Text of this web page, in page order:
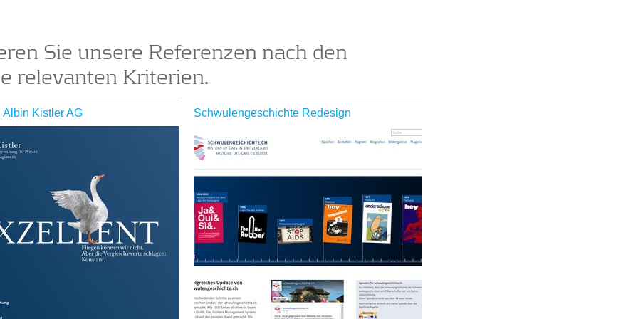
Sie unsere Referenzen nach den
relevanten Kriterien.
Kistler AG Schwulengeschichte Redesign